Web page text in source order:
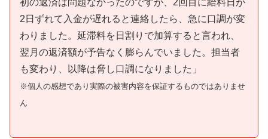
2日ずれて入金が遅れると連絡したら、急に口調が変
わりました。延滞料を日割りで加算すると言われ、
翌月の返済額が予告なく膨らんでいました。担当者
も変わり、以降は脅し口調になりました」
※個人の感想であり実際の被害内容を保証するものではありませ
ん